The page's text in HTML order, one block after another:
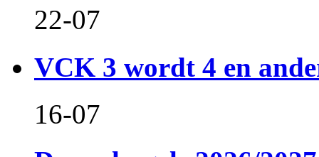
22-07
VCK 3 wordt 4 en
16-07